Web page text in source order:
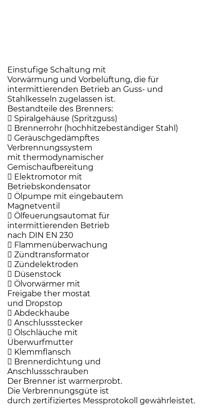
Einstufige Schaltung mit
Vorwärmung und Vorbelüftung, die für
intermittierenden Betrieb an Guss- und
Stahlkesseln zugelassen ist.
Bestandteile des Brenners:
 Spiralgehäuse (Spritzguss)
 Brennerrohr (hochhitzebeständiger Stahl)
 Geräuschgedämpftes
Verbrennungssystem
mit thermodynamischer
Gemischaufbereitung
 Elektromotor mit
Betriebskondensator
 Ölpumpe mit eingebautem
Magnetventil
 Ölfeuerungsautomat für
intermittierenden Betrieb
nach DIN EN 230
 Flammenüberwachung
 Zündtransformator
 Zündelektroden
 Düsenstock
 Ölvorwärmer mit
Freigabe ther mostat
und Dropstop
 Abdeckhaube
 Anschlussstecker
 Ölschläuche mit
Überwurfmutter
 Klemmflansch
 Brennerdichtung und
Anschlussschrauben
Der Brenner ist warmerprobt.
Die Verbrennungsgüte ist
durch zertifiziertes Messprotokoll gewährleistet.